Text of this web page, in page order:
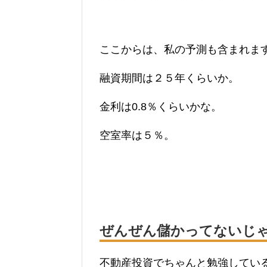
ここからは、私の予測も含まれま
融資期間は２５年くらいか。
金利は0.8％くらいかな。
空室率は５％。
ぜんぜん儲かってないじ
不動産投資でちゃんと勉強してい